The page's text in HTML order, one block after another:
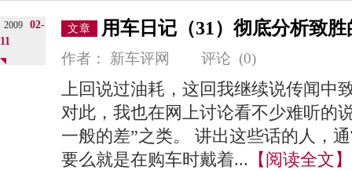
2009
02-
11
文章 用车日记（31）彻底分析致胜
作者： 新车评网 评论 (0)
上回说过油耗，这回我继续说传闻
对此，我也在网上讨论看不少难听的
一般的差”之类。 讲出这些话的人，
要么就是在购车时戴着... 【阅读全文】